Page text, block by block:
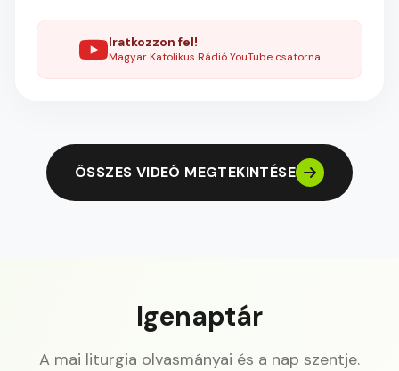
Iratkozzon fel!
Magyar Katolikus Rádió YouTube csatorna
ÖSSZES VIDEÓ MEGTEKINTÉSE
Igenaptár
A mai liturgia olvasmányai és a nap szentje.